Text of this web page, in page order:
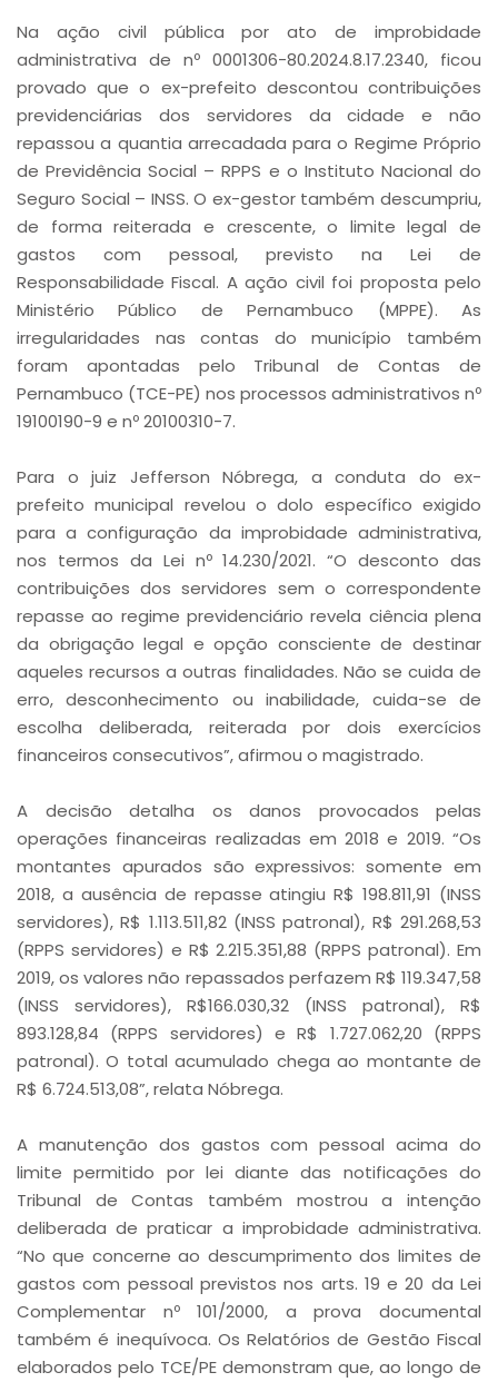
Na ação civil pública por ato de improbidade
administrativa de nº 0001306-80.2024.8.17.2340, ficou
provado que o ex-prefeito descontou contribuições
previdenciárias dos servidores da cidade e não
repassou a quantia arrecadada para o Regime Próprio
de Previdência Social – RPPS e o Instituto Nacional do
Seguro Social – INSS. O ex-gestor também descumpriu,
de forma reiterada e crescente, o limite legal de
gastos com pessoal, previsto na Lei de
Responsabilidade Fiscal. A ação civil foi proposta pelo
Ministério Público de Pernambuco (MPPE). As
irregularidades nas contas do município também
foram apontadas pelo Tribunal de Contas de
Pernambuco (TCE-PE) nos processos administrativos nº
19100190-9 e nº 20100310-7.
Para o juiz Jefferson Nóbrega, a conduta do ex-
prefeito municipal revelou o dolo específico exigido
para a configuração da improbidade administrativa,
nos termos da Lei nº 14.230/2021. “O desconto das
contribuições dos servidores sem o correspondente
repasse ao regime previdenciário revela ciência plena
da obrigação legal e opção consciente de destinar
aqueles recursos a outras finalidades. Não se cuida de
erro, desconhecimento ou inabilidade, cuida-se de
escolha deliberada, reiterada por dois exercícios
financeiros consecutivos”, afirmou o magistrado.
A decisão detalha os danos provocados pelas
operações financeiras realizadas em 2018 e 2019. “Os
montantes apurados são expressivos: somente em
2018, a ausência de repasse atingiu R$ 198.811,91 (INSS
servidores), R$ 1.113.511,82 (INSS patronal), R$ 291.268,53
(RPPS servidores) e R$ 2.215.351,88 (RPPS patronal). Em
2019, os valores não repassados perfazem R$ 119.347,58
(INSS servidores), R$166.030,32 (INSS patronal), R$
893.128,84 (RPPS servidores) e R$ 1.727.062,20 (RPPS
patronal). O total acumulado chega ao montante de
R$ 6.724.513,08”, relata Nóbrega.
A manutenção dos gastos com pessoal acima do
limite permitido por lei diante das notificações do
Tribunal de Contas também mostrou a intenção
deliberada de praticar a improbidade administrativa.
“No que concerne ao descumprimento dos limites de
gastos com pessoal previstos nos arts. 19 e 20 da Lei
Complementar nº 101/2000, a prova documental
também é inequívoca. Os Relatórios de Gestão Fiscal
elaborados pelo TCE/PE demonstram que, ao longo de